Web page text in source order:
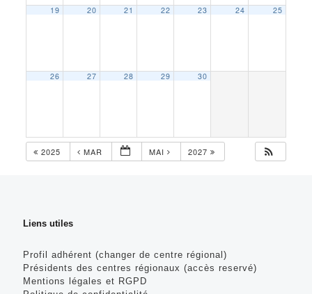
19 20 21 22 23 24 25
26 27 28 29 30
2025 MAR MAI 2027
Liens utiles
Profil adhérent (changer de centre régional)
Présidents des centres régionaux (accès reservé)
Mentions légales et RGPD